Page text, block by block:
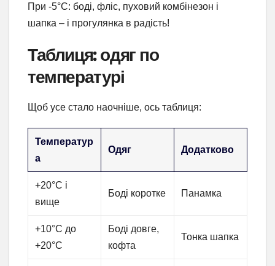
При -5°C: боді, фліс, пуховий комбінезон і
шапка – і прогулянка в радість!
Таблиця: одяг по
температурі
Щоб усе стало наочніше, ось таблиця:
Температур
а
Одяг Додатково
+20°C і
вище
Боді коротке Панамка
+10°C до
+20°C
Боді довге,
кофта
Тонка шапка